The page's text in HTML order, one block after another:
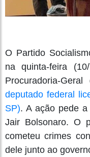
O Partido
na quinta-feira
Procuradoria-
deputado federal
SP). A ação pede
Jair Bolsonaro. O
cometeu crimes
dele junto ao